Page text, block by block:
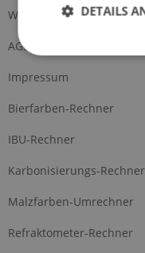
Widerrufsformular
AGB
Impressum
Bierfarben-Rechner
IBU-Rechner
Karbonisierungs-Rechner
Malzfarben-Umrechner
Refraktometer-Rechner
DETAILS